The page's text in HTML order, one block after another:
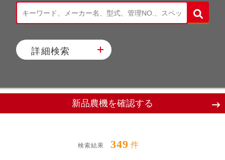
詳細検索
新品農機を確認する
検索結果 349 件